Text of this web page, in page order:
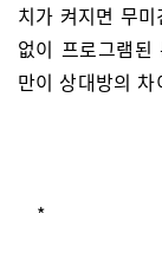
치가 켜지면 무
없이 프로그램
만이 상대방의
*